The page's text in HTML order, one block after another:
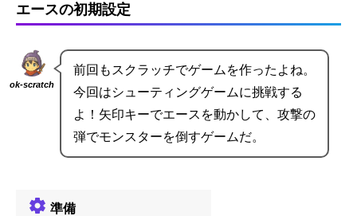
エースの初期設定
ok-scratch
前回もスクラッチでゲームを作ったよね。
今回はシューティングゲームに挑戦する
よ！矢印キーでエースを動かして、攻撃の
弾でモンスターを倒すゲームだ。
準備